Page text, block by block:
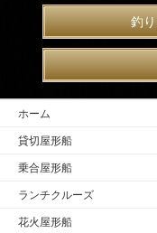
釣
ホーム
貸切屋形船
乗合屋形船
ランチクルーズ
花火屋形船